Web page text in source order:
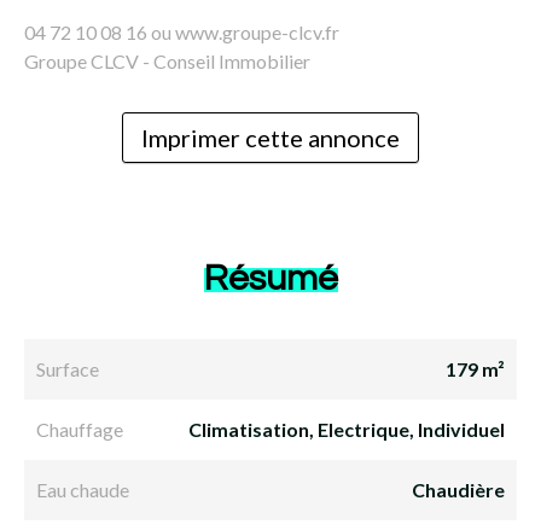
04 72 10 08 16 ou www.groupe-clcv.fr
Groupe CLCV - Conseil Immobilier
Imprimer cette annonce
Résumé
Surface 179 m²
Chauffage Climatisation, Electrique, Individuel
Eau chaude Chaudière